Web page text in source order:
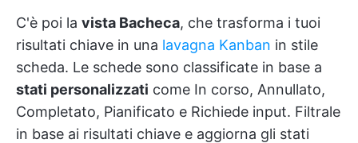
C'è poi la vista Bacheca, che trasforma i tuoi
risultati chiave in una lavagna Kanban in stile
scheda. Le schede sono classificate in base a
stati personalizzati come In corso, Annullato,
Completato, Pianificato e Richiede input. Filtrale
in base ai risultati chiave e aggiorna gli stati